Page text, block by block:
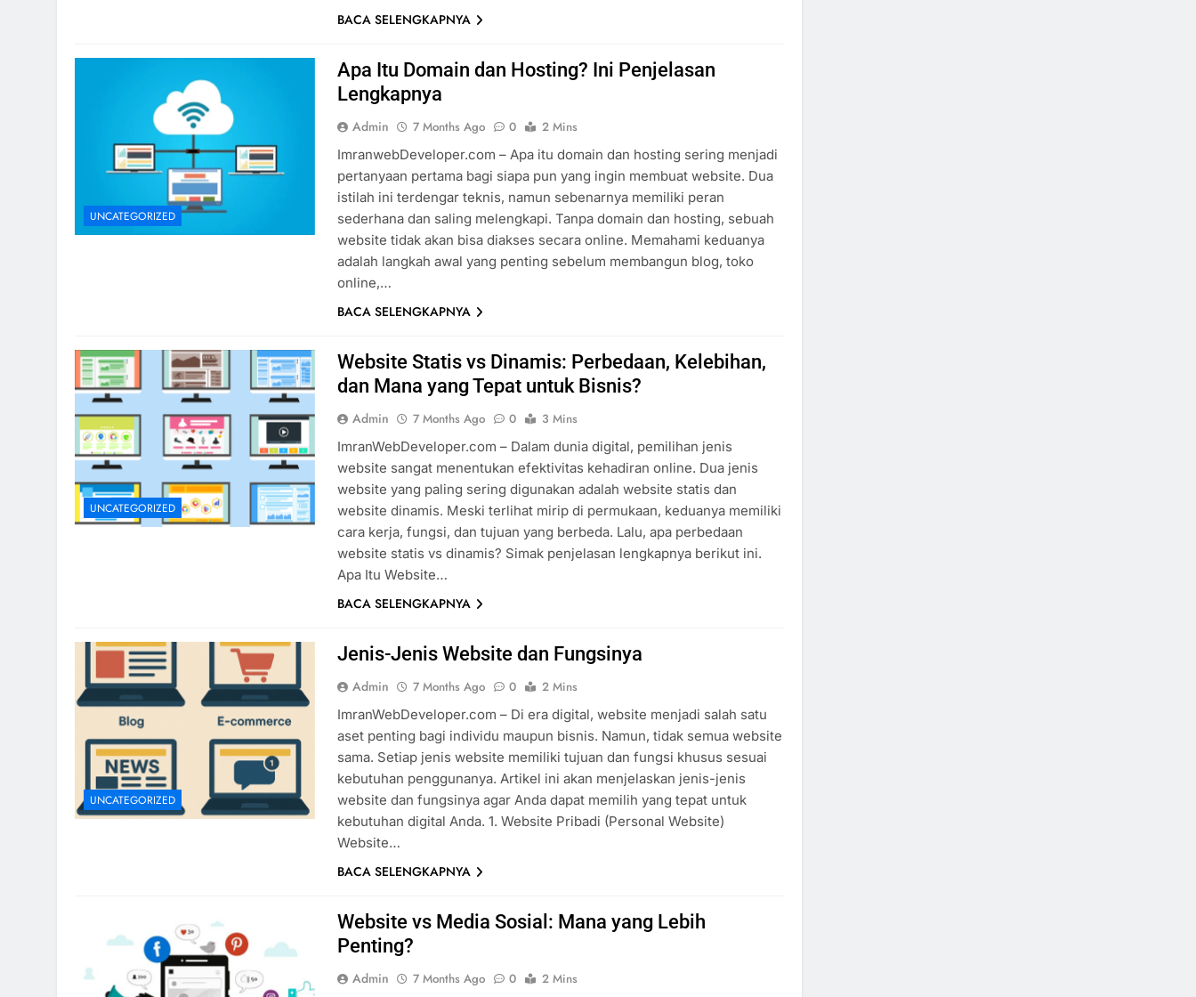
BACA SELENGKAPNYA
UNCATEGORIZED
Apa Itu Domain dan Hosting? Ini Penjelasan
Lengkapnya
Admin 7 Months Ago 0
2 Mins
ImranwebDeveloper.com – Apa itu domain dan hosting sering menjadi
pertanyaan pertama bagi siapa pun yang ingin membuat website. Dua
istilah ini terdengar teknis, namun sebenarnya memiliki peran
sederhana dan saling melengkapi. Tanpa domain dan hosting, sebuah
website tidak akan bisa diakses secara online. Memahami keduanya
adalah langkah awal yang penting sebelum membangun blog, toko
online,…
BACA SELENGKAPNYA
UNCATEGORIZED
Website Statis vs Dinamis: Perbedaan, Kelebihan,
dan Mana yang Tepat untuk Bisnis?
Admin 7 Months Ago 0
3 Mins
ImranWebDeveloper.com – Dalam dunia digital, pemilihan jenis
website sangat menentukan efektivitas kehadiran online. Dua jenis
website yang paling sering digunakan adalah website statis dan
website dinamis. Meski terlihat mirip di permukaan, keduanya memiliki
cara kerja, fungsi, dan tujuan yang berbeda. Lalu, apa perbedaan
website statis vs dinamis? Simak penjelasan lengkapnya berikut ini.
Apa Itu Website…
BACA SELENGKAPNYA
UNCATEGORIZED
Jenis-Jenis Website dan Fungsinya
Admin 7 Months Ago 0
2 Mins
ImranWebDeveloper.com – Di era digital, website menjadi salah satu
aset penting bagi individu maupun bisnis. Namun, tidak semua website
sama. Setiap jenis website memiliki tujuan dan fungsi khusus sesuai
kebutuhan penggunanya. Artikel ini akan menjelaskan jenis-jenis
website dan fungsinya agar Anda dapat memilih yang tepat untuk
kebutuhan digital Anda. 1. Website Pribadi (Personal Website)
Website…
BACA SELENGKAPNYA
Website vs Media Sosial: Mana yang Lebih
Penting?
Admin 7 Months Ago 0 2 Mins